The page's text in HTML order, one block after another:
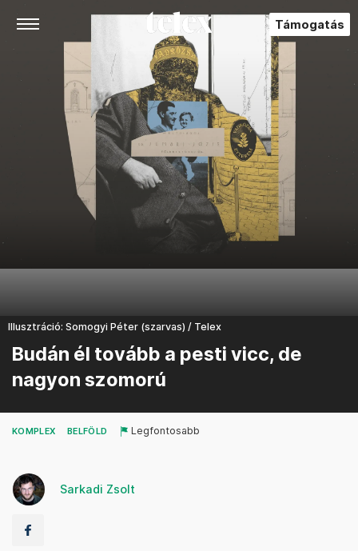
Támogatás
Illusztráció: Somogyi Péter (szarvas) / Telex
Budán él tovább a pesti vicc, de
nagyon szomorú
KOMPLEX BELFÖLD Legfontosabb
Sarkadi Zsolt